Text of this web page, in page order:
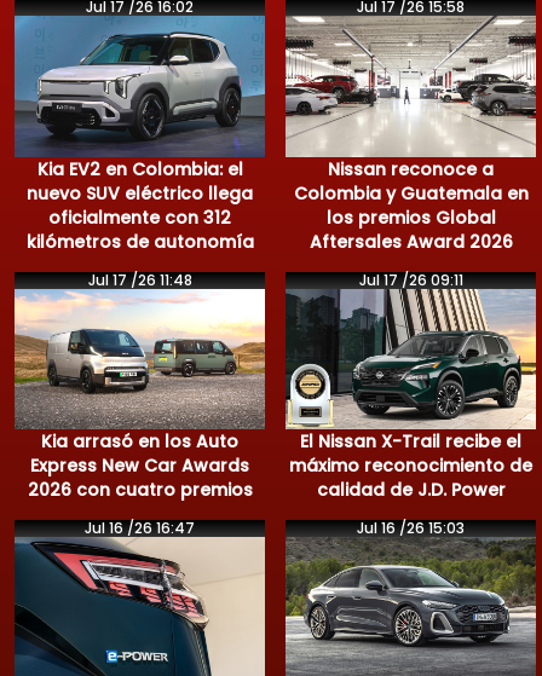
Jul 17 /26 16:02
Kia EV2 en Colombia: el
nuevo SUV eléctrico llega
oficialmente con 312
kilómetros de autonomía
Jul 17 /26 15:58
Nissan reconoce a
Colombia y Guatemala en
los premios Global
Aftersales Award 2026
Jul 17 /26 11:48
Kia arrasó en los Auto
Express New Car Awards
2026 con cuatro premios
Jul 17 /26 09:11
El Nissan X-Trail recibe el
máximo reconocimiento de
calidad de J.D. Power
Jul 16 /26 16:47 Jul 16 /26 15:03